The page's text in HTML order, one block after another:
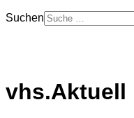
Suchen
vhs.Aktuell